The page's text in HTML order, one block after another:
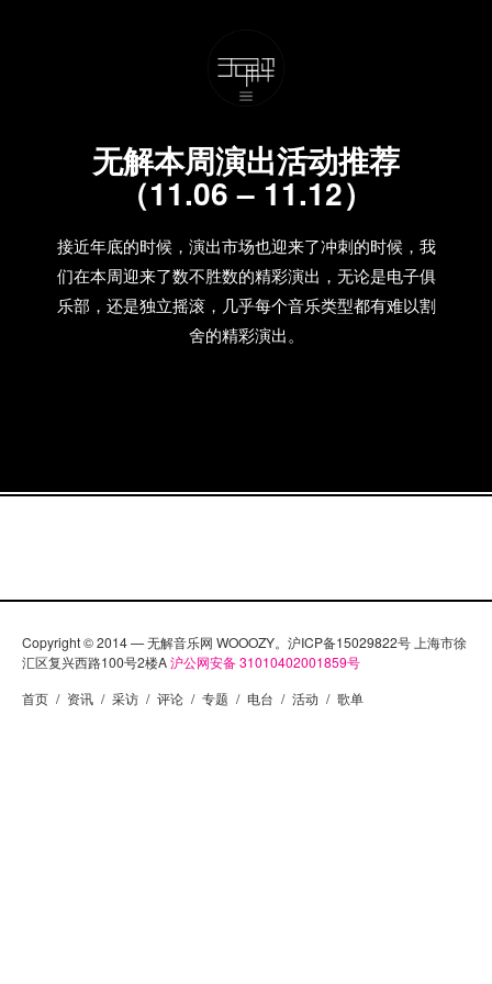
无解本周演出活动推荐
（11.06 – 11.12）
接近年底的时候，演出市场也迎来了冲刺的时候，我
们在本周迎来了数不胜数的精彩演出，无论是电子俱
乐部，还是独立摇滚，几乎每个音乐类型都有难以割
舍的精彩演出。
Copyright © 2014 — 无解音乐网 WOOOZY。沪ICP备15029822号 上海市徐
汇区复兴西路100号2楼A沪公网安备 31010402001859号
首页 / 资讯 / 采访 / 评论 / 专题 / 电台 / 活动 / 歌单